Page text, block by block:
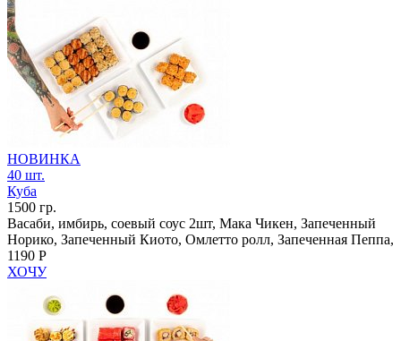
НОВИНКА
40 шт.
Куба
1500 гр.
Васаби, имбирь, соевый соус 2шт, Мака Чикен, Запеченный
Норико, Запеченный Киото, Омлетто ролл, Запеченная Пеппа,
1190 Р
ХОЧУ